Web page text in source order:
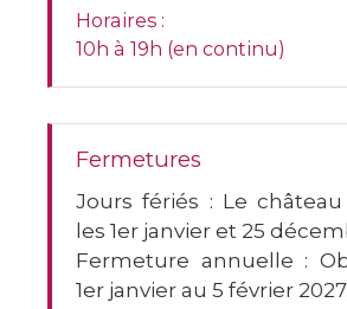
Horaires :
10h à 19h (en continu)
Fermetures
Jours fériés : Le
les 1er janvier et 25
Fermeture annuelle :
1er janvier au 5 février 2027.